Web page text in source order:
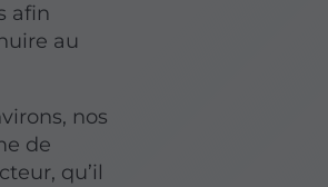
afin
au
nos
de
qu’il